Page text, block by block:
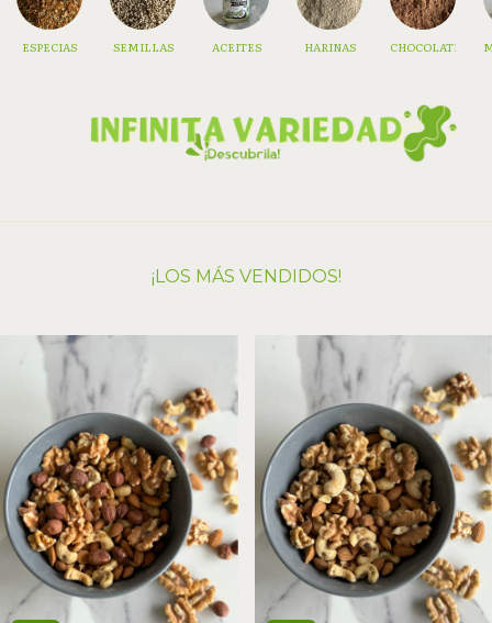
ESPECIAS SEMILLAS ACEITES HARINAS CHOCOLATES
¡LOS MÁS VENDIDOS!